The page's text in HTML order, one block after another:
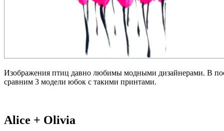
Изображения птиц давно любимы модными дизайнерами. В
сравним 3 модели юбок с такими принтами.
Alice + Olivia